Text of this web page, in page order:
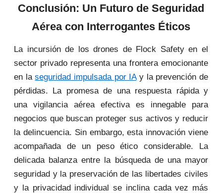
Conclusión: Un Futuro de Seguridad
Aérea con Interrogantes Éticos
La incursión de los drones de Flock Safety en el
sector privado representa una frontera emocionante
en laseguridad impulsada por IAy la prevención de
pérdidas. La promesa de una respuesta rápida y
una vigilancia aérea efectiva es innegable para
negocios que buscan proteger sus activos y reducir
la delincuencia. Sin embargo, esta innovación viene
acompañada de un peso ético considerable. La
delicada balanza entre la búsqueda de una mayor
seguridad y la preservación de las libertades civiles
y la privacidad individual se inclina cada vez más